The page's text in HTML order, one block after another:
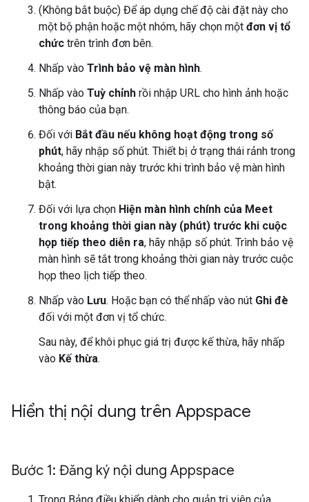
(Không bắt buộc) Để áp dụng chế độ cài đặt này cho
một bộ phận hoặc một nhóm, hãy chọn một đơn vị tổ
chức trên trình đơn bên.
Nhấp vào Trình bảo vệ màn hình.
Nhấp vào Tuỳ chỉnh rồi nhập URL cho hình ảnh hoặc
thông báo của bạn.
Đối với Bắt đầu nếu không hoạt động trong số
phút, hãy nhập số phút. Thiết bị ở trạng thái rảnh trong
khoảng thời gian này trước khi trình bảo vệ màn hình
bật.
Đối với lựa chọn Hiện màn hình chính của Meet
trong khoảng thời gian này (phút) trước khi cuộc
họp tiếp theo diễn ra, hãy nhập số phút. Trình bảo vệ
màn hình sẽ tắt trong khoảng thời gian này trước cuộc
họp theo lịch tiếp theo.
Nhấp vào Lưu. Hoặc bạn có thể nhấp vào nút Ghi đè
đối với một đơn vị tổ chức.
Sau này, để khôi phục giá trị được kế thừa, hãy nhấp
vào Kế thừa.
Hiển thị nội dung trên Appspace
Bước 1: Đăng ký nội dung Appspace